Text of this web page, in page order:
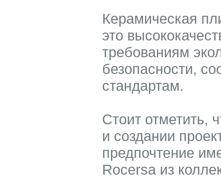
Керамическая
это
требованиям
безопасности,
стандартам.
Стоит отметить,
и создании
предпочтение
Rocersa из